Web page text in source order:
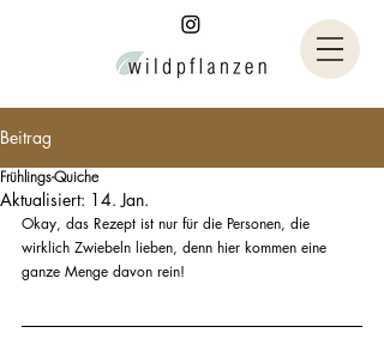
Beitrag
Frühlings-Quiche
Aktualisiert: 14. Jan.
Okay, das Rezept ist nur für die Personen, die
wirklich Zwiebeln lieben, denn hier kommen eine
ganze Menge davon rein!